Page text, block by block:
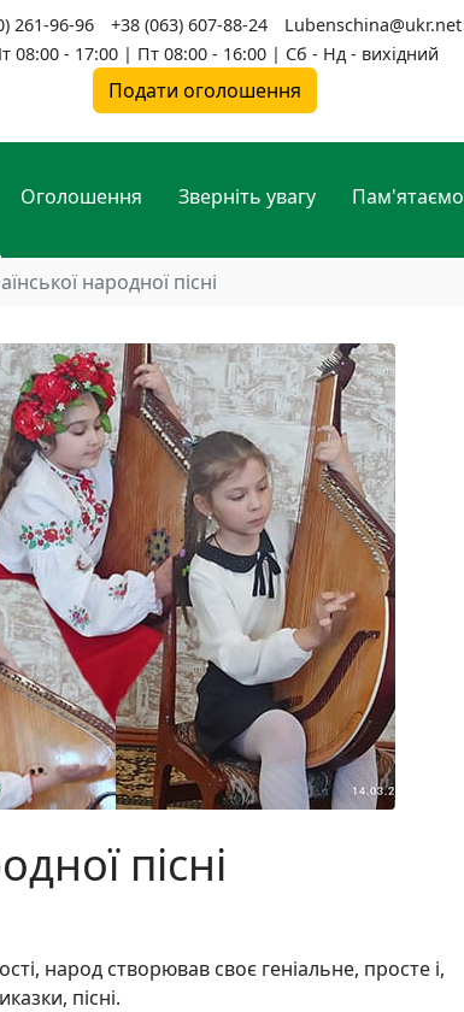
261-96-96 +38 (063) 607-88-24
Lubenschina@ukr.net
08:00 - 17:00 | Пт 08:00 - 16:00 | Сб - Нд - вихідний
Подати оголошення
Оголошення Зверніть увагу Пам'ятаємо
народної пісні
пісні
народ створював своє геніальне, просте і,
пісні.